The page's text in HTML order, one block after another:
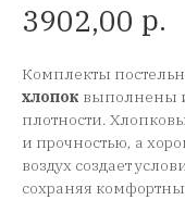
3902,00 р.
Комплекты
хлопок выполнены
плотности.
и прочностью, а
воздух создает
сохраняя